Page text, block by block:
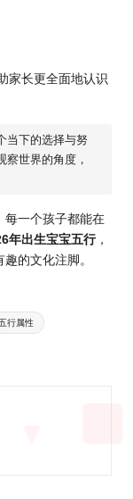
家长更全面地认识
当下的选择与努
察世界的角度，
每一个孩子都能在
年出生宝宝五行，
的文化注脚。
行属性